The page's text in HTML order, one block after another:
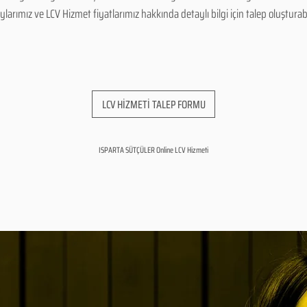
ve LCV Hizmet fiyatlarımız hakkında detaylı bilgi için talep
LCV HİZMETİ TALEP FORMU
ISPARTA SÜTÇÜLER Online LCV Hizmeti